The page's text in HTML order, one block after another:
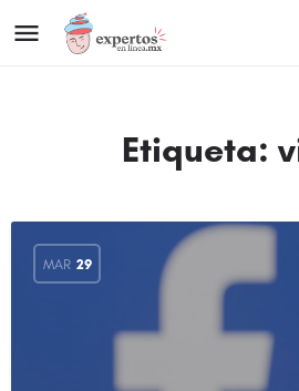
Etiqueta:
MAR 29